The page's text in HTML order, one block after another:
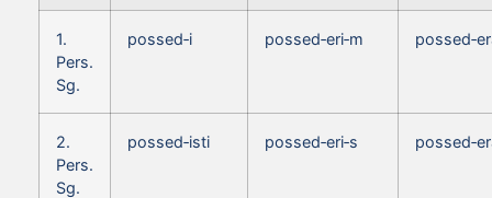
1.
Pers.
Sg.
possed‑i possed‑eri‑m
2.
Pers.
Sg.
possed‑isti possed‑eri‑s